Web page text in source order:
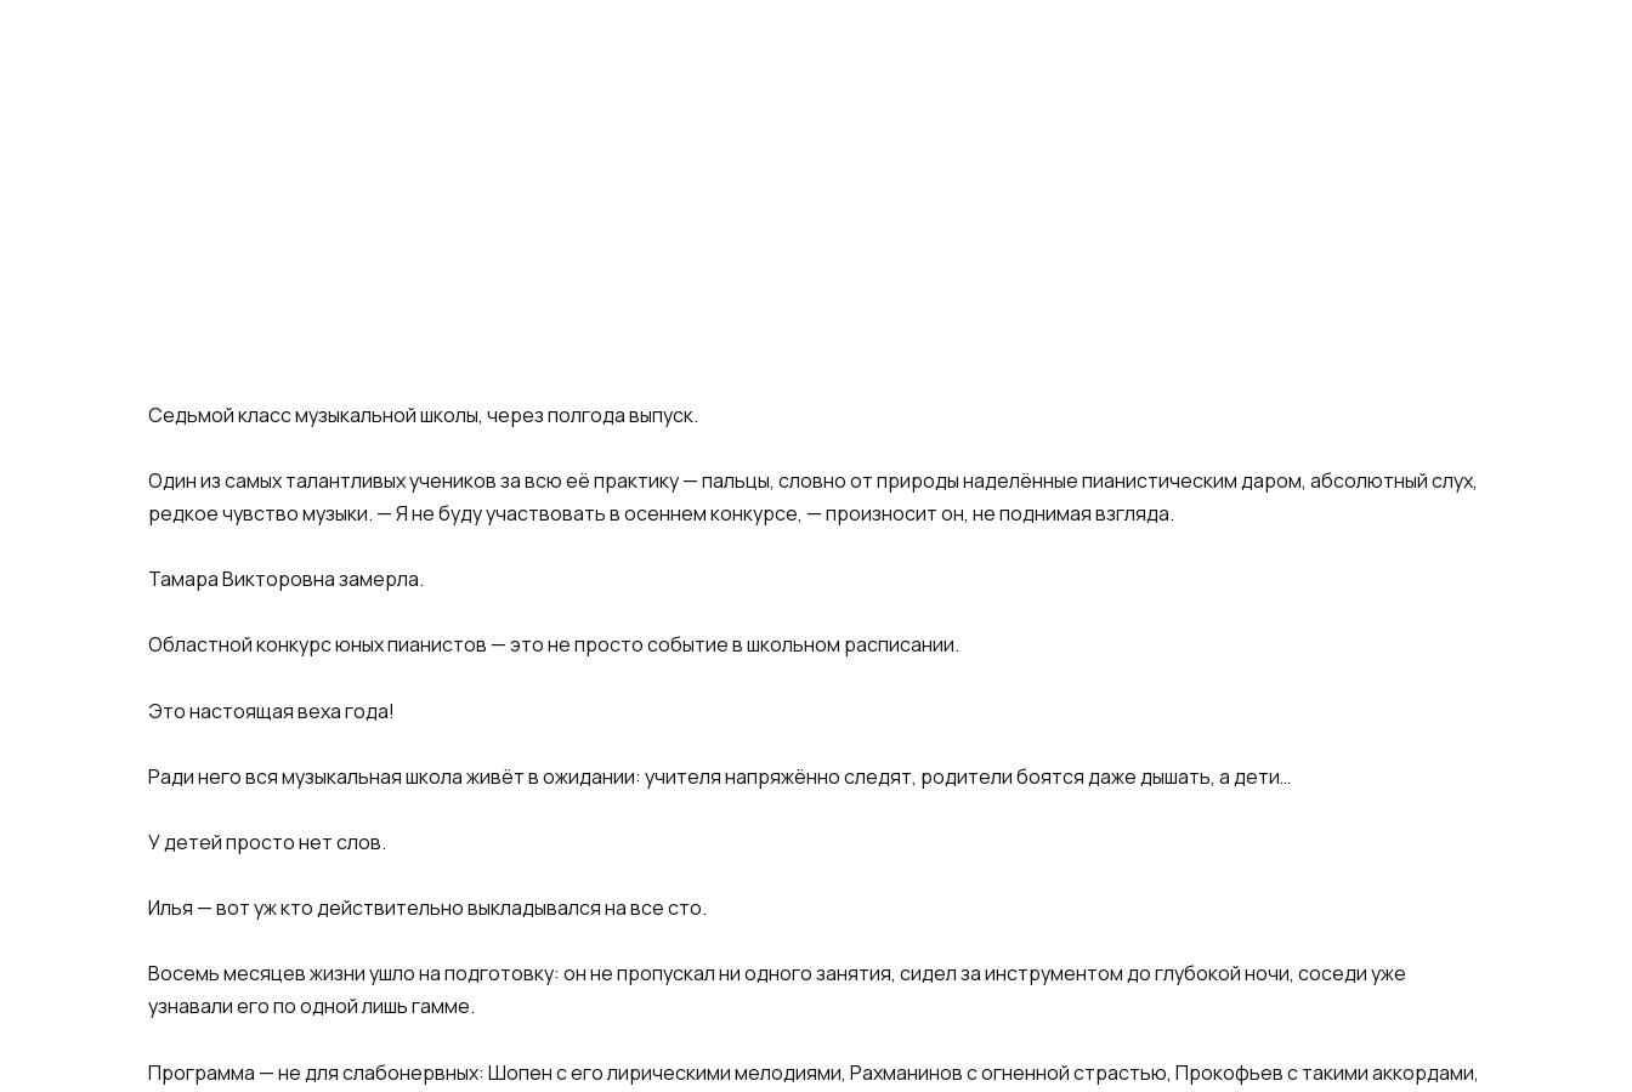
Седьмой класс музыкальной школы, через полгода выпуск.
Один из самых талантливых учеников за всю её практику — пальцы, словно от природы наделённые пианистическим даром, абсолютный слух,
редкое чувство музыки. — Я не буду участвовать в осеннем конкурсе, — произносит он, не поднимая взгляда.
Тамара Викторовна замерла.
Областной конкурс юных пианистов — это не просто событие в школьном расписании.
Это настоящая веха года!
Ради него вся музыкальная школа живёт в ожидании: учителя напряжённо следят, родители боятся даже дышать, а дети…
У детей просто нет слов.
Илья — вот уж кто действительно выкладывался на все сто.
Восемь месяцев жизни ушло на подготовку: он не пропускал ни одного занятия, сидел за инструментом до глубокой ночи, соседи уже
узнавали его по одной лишь гамме.
Программа — не для слабонервных: Шопен с его лирическими мелодиями, Рахманинов с огненной страстью, Прокофьев с такими аккордами,